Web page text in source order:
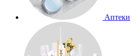
Аптеки